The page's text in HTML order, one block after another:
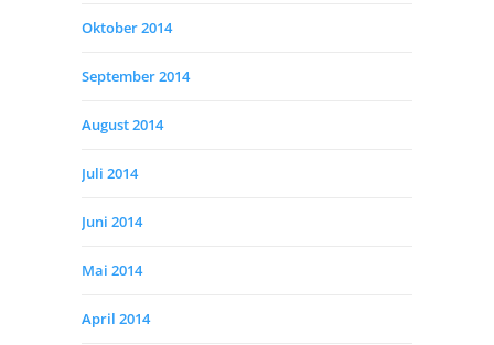
Oktober 2014
September 2014
August 2014
Juli 2014
Juni 2014
Mai 2014
April 2014